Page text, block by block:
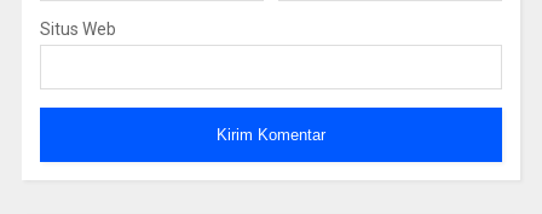
Situs Web